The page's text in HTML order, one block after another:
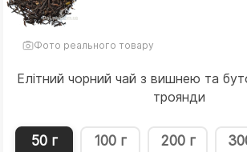
Фото реального товару
Елітний чорний чай з вишнею та
троянди
50 г 100 г 200 г